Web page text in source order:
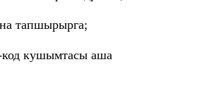
тапшырырга;
код кушымтасы аша